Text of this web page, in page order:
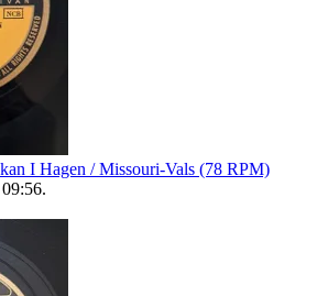
I Hagen / Missouri-Vals (78 RPM)
.